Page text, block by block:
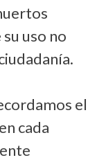
uso no
el
cada